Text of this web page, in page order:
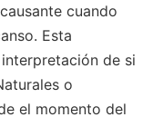
cuando
Esta
de si
o
el momento del